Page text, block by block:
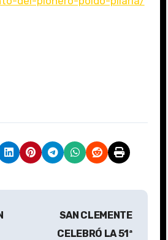
SAN CLEMENTE
CELEBRÓ LA 51ª